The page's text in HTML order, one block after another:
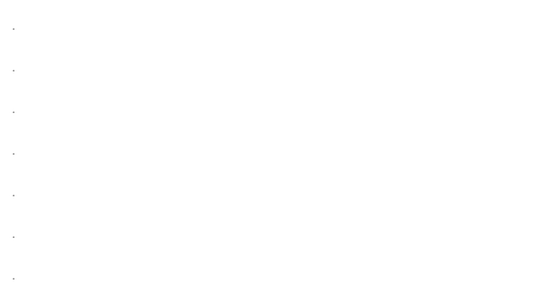
.
.
.
.
.
.
.